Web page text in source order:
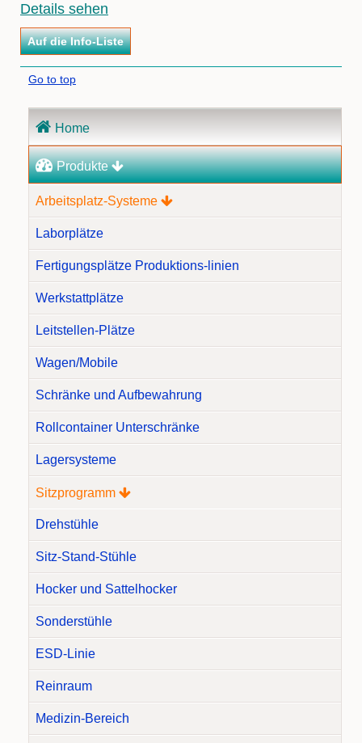
Details sehen
Go to top
überspringen
Home
Produkte
Arbeitsplatz-Systeme
Laborplätze
Fertigungsplätze Produktions-linien
Werkstattplätze
Leitstellen-Plätze
Wagen/Mobile
Schränke und Aufbewahrung
Rollcontainer Unterschränke
Lagersysteme
Sitzprogramm
Drehstühle
Sitz-Stand-Stühle
Hocker und Sattelhocker
Sonderstühle
ESD-Linie
Reinraum
Medizin-Bereich